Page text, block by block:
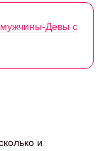
Девы с
и